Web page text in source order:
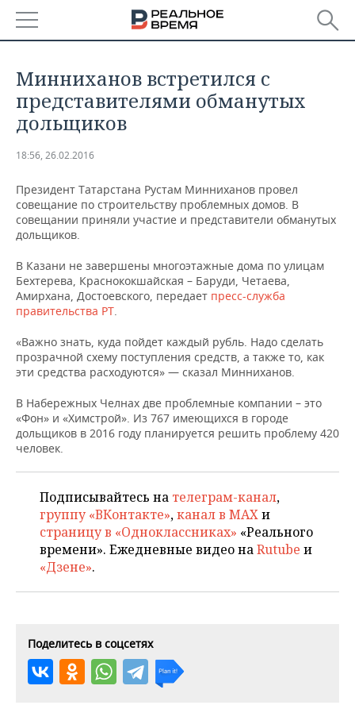
ТАТАРСТАН
НОВОСТИ
АНАЛИТИКА
ДЕКЛАРАЦИИ О ДОХОДАХ
КОРОЛИ ГОСЗАКАЗА ПФО
ВУЗЫ ТАТАРСТАНА
КОМУ ПРИНАДЛЕЖАТ
ТАТАРСТАНА
НОВОСТИ ЭКОНОМИКИ
ФИНАНСЫ
БАНКИ
БЮДЖЕТ
ИНВЕСТИЦИИ
ПРОМЫШЛЕННОСТЬ
НОВОСТИ
АГРОПРОМ
НЕФТЕХИМИЯ
НЕФТЬ
ОПК
ЭНЕРГЕТИКА
НЕДВИЖИМОСТЬ
НОВОСТИ НЕДВИЖИМОСТИ
АВТО
НОВОСТИ АВТО
БИЗНЕС
НОВОСТИ БИЗНЕСА
ТРАНСПОРТ
ТЕХНОЛОГИИ
IT
ТЕЛЕКОММУНИКАЦИИ
НОВОСТИ МЕРОПРИЯТИЙ
БИЗНЕС-БРАНЧИ
ONLINE-КОНФЕРЕНЦИИ
ОТКРЫТАЯ ЛЕКЦИЯ
СПОРТ
ФУТБОЛ
ХОККЕЙ
БАСКЕТБОЛ
КИБЕРСПОРТ
ФИГУРНОЕ КАТАНИЕ
НОВОСТИ ОБЩЕСТВА
ВЛАСТЬ
ИНФРАСТРУКТУРА
КУЛЬТУРА
МЕДИЦИНА
ФОТОГАЛЕРЕЯ
СЮЖЕТЫ
СПРАВОЧНИК
СПИСОК КОМПАНИЙ
Минниханов встретился с
представителями обманутых
дольщиков
18:56, 26.02.2016
Президент Татарстана Рустам Минниханов провел
совещание по строительству проблемных домов. В
совещании приняли участие и представители обманутых
дольщиков.
В Казани не завершены многоэтажные дома по улицам
Бехтерева, Краснококшайская – Баруди, Четаева,
Амирхана, Достоевского, передает пресс-служба
правительства РТ.
«Важно знать, куда пойдет каждый рубль. Надо сделать
прозрачной схему поступления средств, а также то, как
эти средства расходуются» — сказал Минниханов.
В Набережных Челнах две проблемные компании – это
«Фон» и «Химстрой». Из 767 имеющихся в городе
дольщиков в 2016 году планируется решить проблему 420
человек.
Подписывайтесь на телеграм-канал,
группу «ВКонтакте»,канал в MAXи
страницу в «Одноклассниках» «Реального
времени». Ежедневные видео наRutube и
«Дзене».
Поделитесь в соцсетях